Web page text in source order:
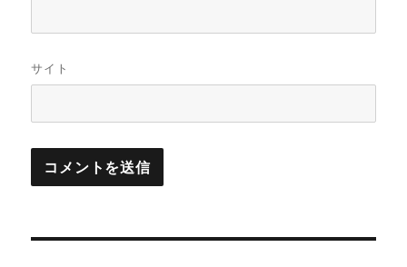
サイト